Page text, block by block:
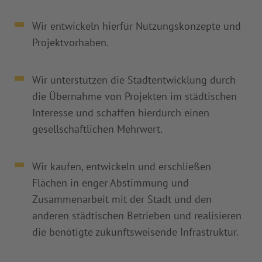
Wir entwickeln hierfür Nutzungskonzepte und
Projektvorhaben.
Wir unterstützen die Stadtentwicklung durch
die Übernahme von Projekten im städtischen
Interesse und schaffen hierdurch einen
gesellschaftlichen Mehrwert.
Wir kaufen, entwickeln und erschließen
Flächen in enger Abstimmung und
Zusammenarbeit mit der Stadt und den
anderen städtischen Betrieben und realisieren
die benötigte zukunftsweisende Infrastruktur.